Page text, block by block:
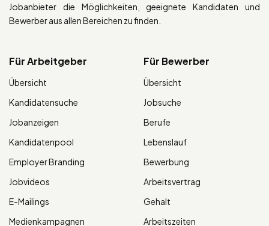
Jobanbieter die Möglichkeiten, geeignete Kandidaten und
Bewerber aus allen Bereichen zu finden.
Für Arbeitgeber
Übersicht
Kandidatensuche
Jobanzeigen
Kandidatenpool
Employer Branding
Jobvideos
E-Mailings
Medienkampagnen
Für Bewerber
Übersicht
Jobsuche
Berufe
Lebenslauf
Bewerbung
Arbeitsvertrag
Gehalt
Arbeitszeiten